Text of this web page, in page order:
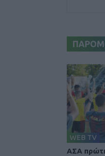
WEB TV
ΑΣΑ